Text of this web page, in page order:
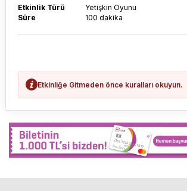
Etkinlik Türü
Yetişkin Oyunu
Süre
100 dakika
Etkinliğe Gitmeden önce kuralları okuyun.